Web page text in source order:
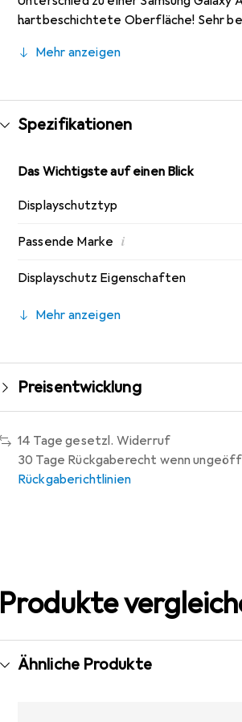
hartbeschichtete Oberfläche! Sehr
entfernen (ohne Klebstoff).
rückstandsfrei entfernbar! Made in
Deutschland.
Mehr anzeigen
Spezifikationen
Das Wichtigste auf einen Blick
Displayschutztyp
Passende Marke i
Displayschutz Eigenschaften
Mehr anzeigen
Preisentwicklung
14 Tage gesetzl. Widerruf
30 Tage Rückgaberecht wenn
Rückgaberichtlinien
Produkte
Ähnliche Produkte